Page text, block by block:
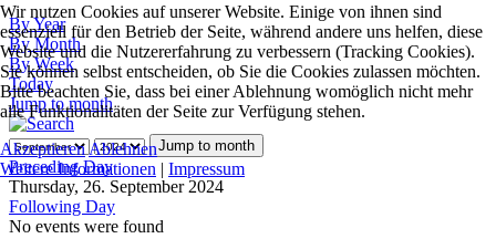
By Year
By Month
By Week
Today
Jump to month
Jump to month
Preceding Day
Thursday, 26. September 2024
Following Day
No events were found
Wir nutzen Cookies auf unserer Website. Einige von ihnen sind
essenziell für den Betrieb der Seite, während andere uns helfen, diese
Website und die Nutzererfahrung zu verbessern (Tracking Cookies).
Sie können selbst entscheiden, ob Sie die Cookies zulassen möchten.
Bitte beachten Sie, dass bei einer Ablehnung womöglich nicht mehr
alle Funktionalitäten der Seite zur Verfügung stehen.
Akzeptieren Ablehnen
Weitere Informationen | Impressum